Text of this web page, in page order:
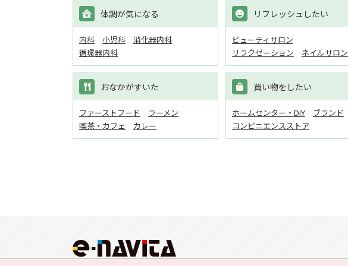
体調が気になる
内科 小児科
消化器内科
循環器内科
リフレッシュしたい
ビューティサロン
リラクゼーション
ネイルサロン
おなかがすいた
ファーストフード
ラーメン
喫茶・カフェ
カレー
買い物をしたい
ホームセンター・DIY
ブランド
コンビニエンスストア